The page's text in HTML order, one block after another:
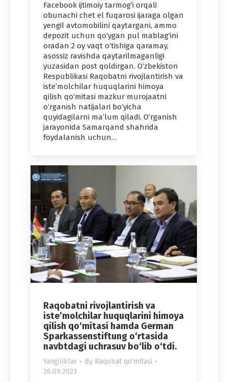
Facebook ijtimoiy tarmog‘i orqali
obunachi chet el fuqarosi ijaraga olgan
yengil avtomobilini qaytargani, ammo
depozit uchun qo‘ygan pul mablag‘ini
oradan 2 oy vaqt o‘tishiga qaramay,
asossiz ravishda qaytarilmaganligi
yuzasidan post qoldirgan. O‘zbekiston
Respublikasi Raqobatni rivojlantirish va
iste’molchilar huquqlarini himoya
qilish qo‘mitasi mazkur murojaatni
o‘rganish natijalari bo‘yicha
quyidagilarni ma’lum qiladi. O‘rganish
jarayonida Samarqand shahrida
foydalanish uchun…
Raqobatni rivojlantirish va
isteʼmolchilar huquqlarini himoya
qilish qo‘mitasi hamda German
Sparkassenstiftung o‘rtasida
navbtdagi uchrasuv bo‘lib o‘tdi.
Yangiliklar By Raqobat qo'mitasi
26.09.2023